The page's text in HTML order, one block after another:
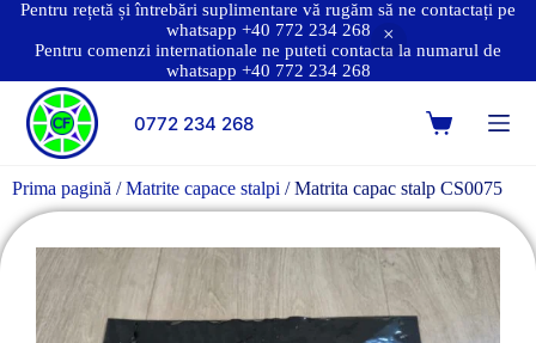
Pentru rețetă și întrebări suplimentare vă rugăm să ne contactați pe
whatsapp +40 772 234 268
Pentru comenzi internationale ne puteti contacta la numarul de
whatsapp +40 772 234 268
0772 234 268
Prima pagină /Matrite capace stalpi / Matrita capac stalp CS0075